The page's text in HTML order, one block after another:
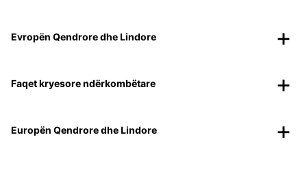
Evropën Qendrore dhe Lindore
Faqet kryesore ndërkombëtare
Europën Qendrore dhe Lindore